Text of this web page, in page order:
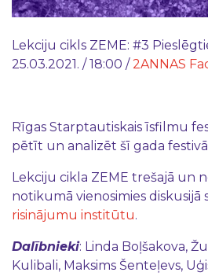
Lekciju cikls ZEME: #3
25.03.2021. / 18:00 /2ANNAS
Rīgas Starptautiskais īsfilmu
pētīt un analizēt šī gada
Lekciju cikla ZEME trešajā un
notikumā vienosimies diskusijā
risinājumu institūtu.
Dalībnieki: Linda Boļšakova,
Kulibali, Maksims Šenteļevs,